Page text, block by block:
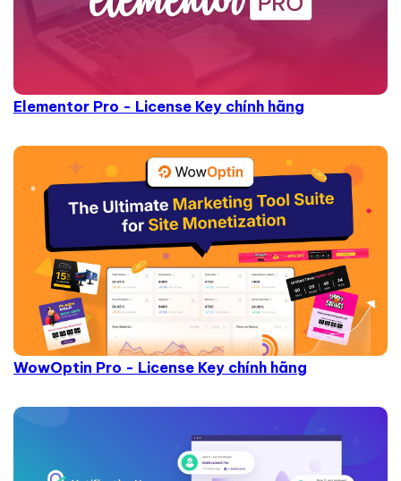
Elementor Pro - License Key chính hãng
WowOptin Pro - License Key chính hãng